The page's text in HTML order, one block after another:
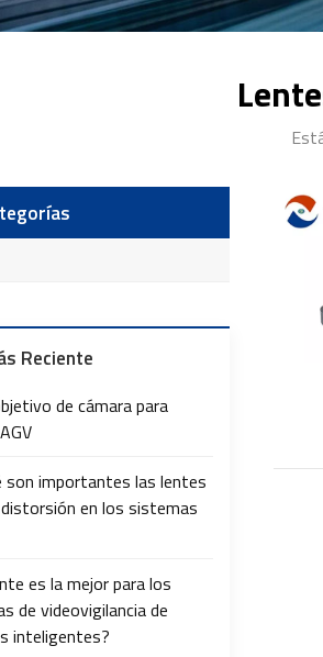
Reciente
de cámara para
son importantes las lentes
en los sistemas
es la mejor para los
de videovigilancia de
inteligentes?